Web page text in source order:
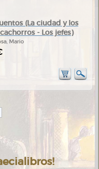
(La ciudad y los
- Los jefes)
Mario